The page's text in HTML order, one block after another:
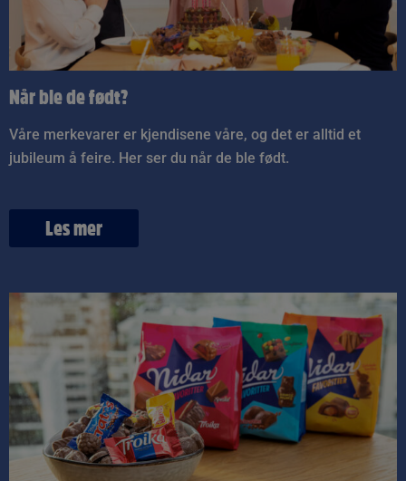
Når ble de født?
Våre merkevarer er kjendisene våre, og det er alltid et
jubileum å feire. Her ser du når de ble født.
Les mer